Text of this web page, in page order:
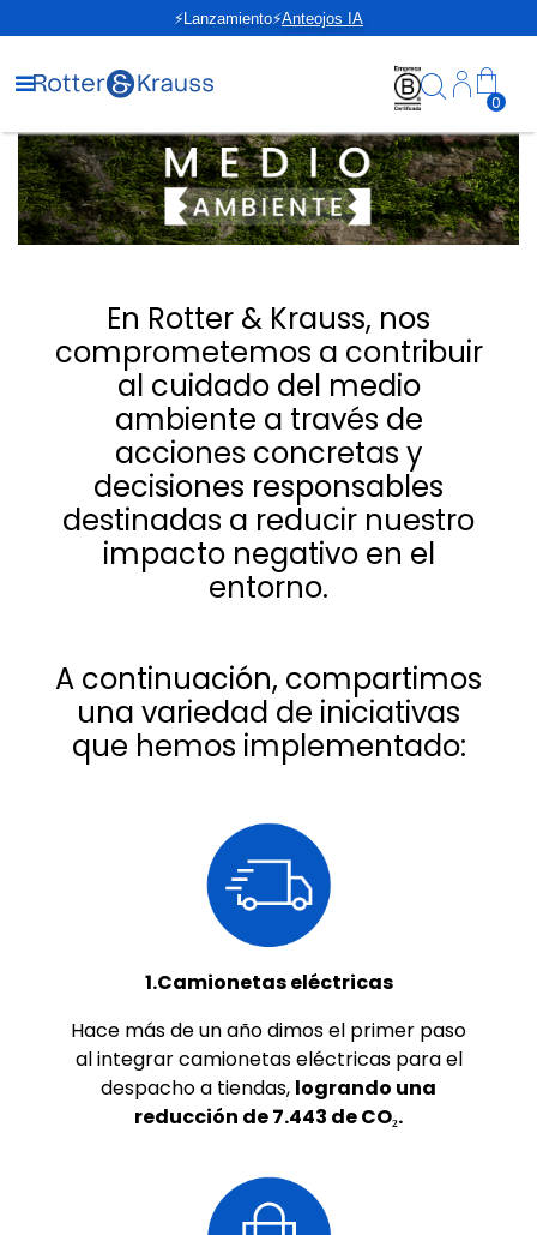
⚡Lanzamiento⚡Anteojos IA
0
En Rotter & Krauss, nos
comprometemos a contribuir
al cuidado del medio
ambiente a través de
acciones concretas y
decisiones responsables
destinadas a reducir nuestro
impacto negativo en el
entorno.
A continuación, compartimos
una variedad de iniciativas
que hemos implementado:
1.Camionetas eléctricas
Hace más de un año dimos el primer paso
al integrar camionetas eléctricas para el
despacho a tiendas, logrando una
reducción de 7.443 de CO₂.